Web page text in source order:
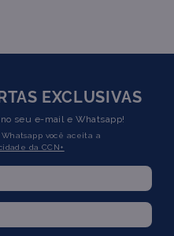
EXCLUSIVAS
seu e-mail e Whatsapp!
você aceita a
da CCN+